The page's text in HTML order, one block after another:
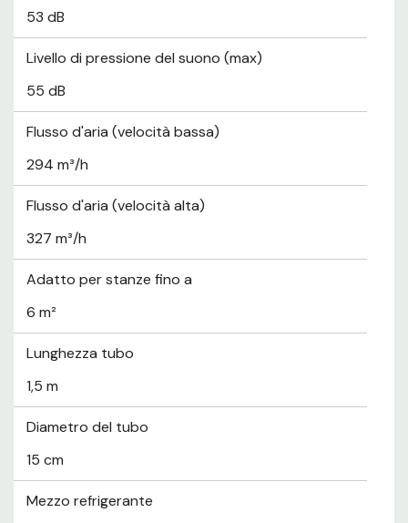
53 dB
Livello di pressione del suono (max)
55 dB
Flusso d'aria (velocità bassa)
294 m³/h
Flusso d'aria (velocità alta)
327 m³/h
Adatto per stanze fino a
6 m²
Lunghezza tubo
1,5 m
Diametro del tubo
15 cm
Mezzo refrigerante